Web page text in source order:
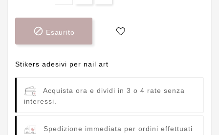
 Esaurito
Stikers adesivi per nail art
Acquista ora e dividi in 3 o 4 rate senza
interessi.
Spedizione immediata per ordini effettuati